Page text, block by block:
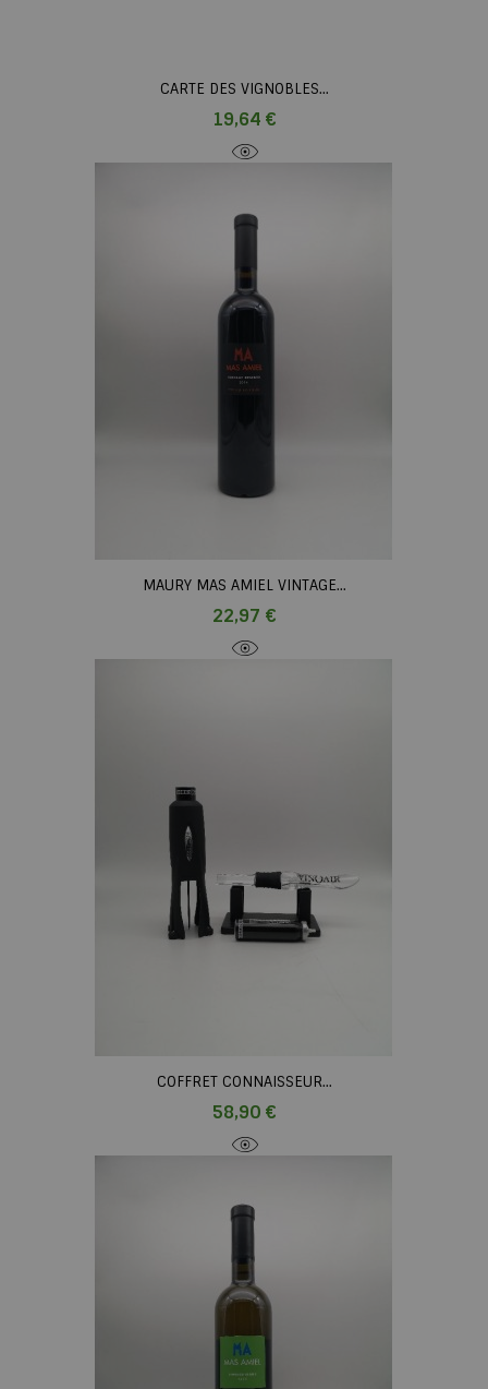
CARTE DES VIGNOBLES...
19,64 €Prix
MAURY MAS AMIEL VINTAGE...
22,97 €Prix
COFFRET CONNAISSEUR...
58,90 €Prix